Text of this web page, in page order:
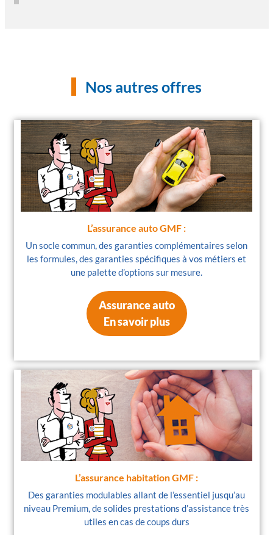
Nos autres offres
L’assurance auto GMF :
Un socle commun, des garanties complémentaires selon
les formules, des garanties spécifiques à vos métiers et
une palette d’options sur mesure.
Assurance auto
En savoir plus
L’assurance habitation GMF :
Des garanties modulables allant de l’essentiel jusqu’au
niveau Premium, de solides prestations d’assistance très
utiles en cas de coups durs